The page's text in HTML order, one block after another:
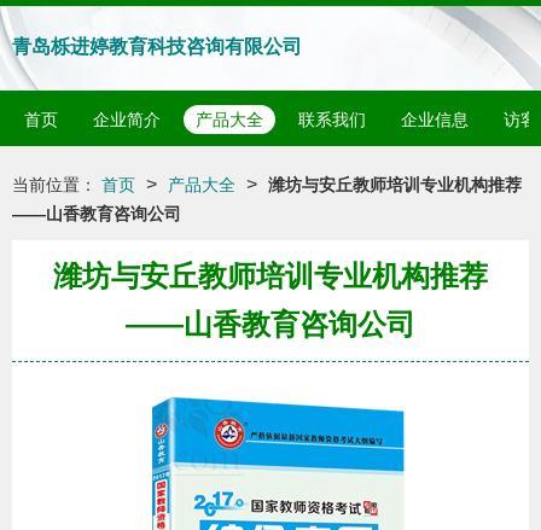
青岛栎进婷教育科技咨询有限公司
首页 企业简介 产品大全 联系我们 企业信息 访客
当前位置： 首页 > 产品大全 > 潍坊与安丘教师培训专业机构推荐
——山香教育咨询公司
潍坊与安丘教师培训专业机构推荐
——山香教育咨询公司